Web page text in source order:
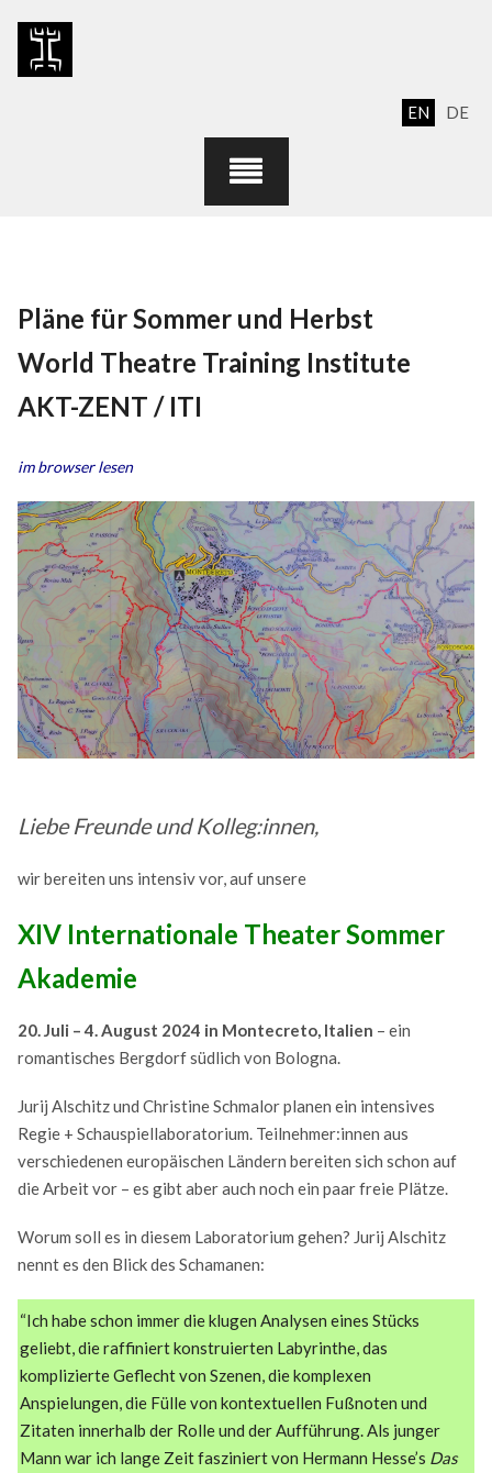
content
DE
EN
Pläne für Sommer und Herbst
World Theatre Training Institute
AKT-ZENT / ITI
im browser lesen
Liebe Freunde und Kolleg:innen,
wir bereiten uns intensiv vor, auf unsere
XIV Internationale Theater Sommer
Akademie
20. Juli – 4. August 2024 in Montecreto, Italien – ein
romantisches Bergdorf südlich von Bologna.
Jurij Alschitz und Christine Schmalor planen ein intensives
Regie + Schauspiellaboratorium. Teilnehmer:innen aus
verschiedenen europäischen Ländern bereiten sich schon auf
die Arbeit vor – es gibt aber auch noch ein paar freie Plätze.
Worum soll es in diesem Laboratorium gehen? Jurij Alschitz
nennt es den Blick des Schamanen:
“Ich habe schon immer die klugen Analysen eines Stücks
geliebt, die raffiniert konstruierten Labyrinthe, das
komplizierte Geflecht von Szenen, die komplexen
Anspielungen, die Fülle von kontextuellen Fußnoten und
Zitaten innerhalb der Rolle und der Aufführung. Als junger
Mann war ich lange Zeit fasziniert von Hermann Hesse’s Das